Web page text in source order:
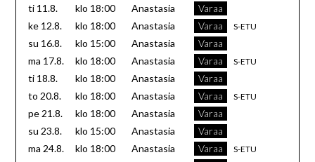
ti 11.8. klo 18:00 Anastasia
Varaa
ke 12.8. klo 18:00 Anastasia Varaa S-ETU
su 16.8. klo 15:00 Anastasia
Varaa
ma 17.8. klo 18:00 Anastasia Varaa S-ETU
ti 18.8. klo 18:00 Anastasia
Varaa
to 20.8. klo 18:00 Anastasia Varaa S-ETU
pe 21.8. klo 18:00 Anastasia
Varaa
su 23.8. klo 15:00 Anastasia
Varaa
ma 24.8. klo 18:00 Anastasia Varaa S-ETU